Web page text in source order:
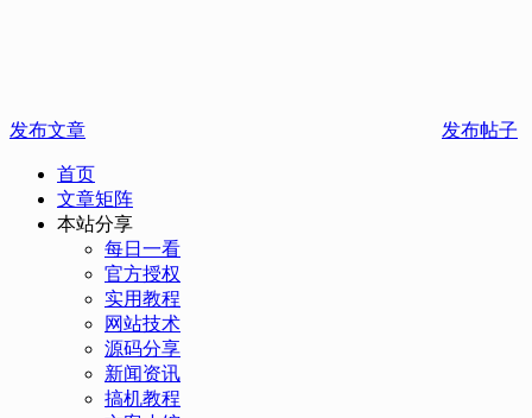
发布文章 发布帖子
首页
文章矩阵
本站分享
每日一看
官方授权
实用教程
网站技术
源码分享
新闻资讯
搞机教程